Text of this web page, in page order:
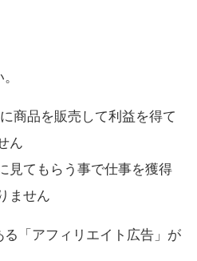
商品を販売して利益を得て
ん
見てもらう事で仕事を獲得
ません
「アフィリエイト広告」が